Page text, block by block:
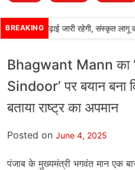
BREAKING
पंजाबी की पढ़ाई जारी रहेगी, संस्कृत लागू
Bhagwant Mann का
Sindoor’ पर बयान बना
बताया राष्ट्र का अपमान
Posted on June 4, 2025
पंजाब के मुख्यमंत्री भगवंत मान एक